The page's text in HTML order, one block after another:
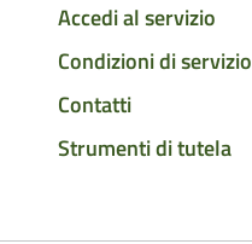
Accedi al servizio
Condizioni di servizio
Contatti
Strumenti di tutela